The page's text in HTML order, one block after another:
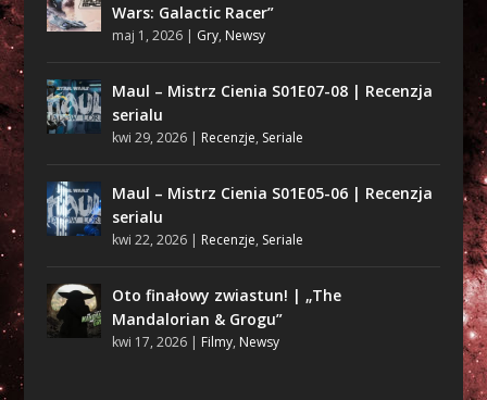
Wars: Galactic Racer”
maj 1, 2026| Gry, Newsy
Maul – Mistrz Cienia S01E07-08 | Recenzja
serialu
kwi 29, 2026| Recenzje, Seriale
Maul – Mistrz Cienia S01E05-06 | Recenzja
serialu
kwi 22, 2026| Recenzje, Seriale
Oto finałowy zwiastun! | „The
Mandalorian & Grogu”
kwi 17, 2026| Filmy, Newsy